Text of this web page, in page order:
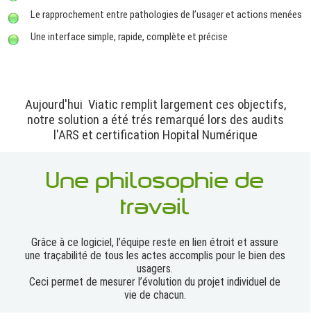
Le rapprochement entre pathologies de l’usager et actions menées
Une interface simple, rapide, complète et précise
Aujourd'hui Viatic remplit largement ces objectifs,
notre solution a été trés remarqué lors des audits
l'ARS et certification Hopital Numérique
Une philosophie de
travail
Grâce à ce logiciel, l’équipe reste en lien étroit et assure
une traçabilité de tous les actes accomplis pour le bien des
usagers.
Ceci permet de mesurer l’évolution du projet individuel de
vie de chacun.